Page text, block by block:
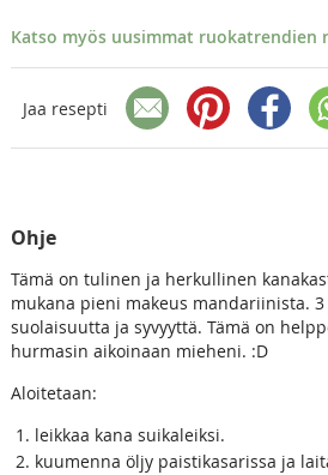
Katso myös uusimmat ruokatrendien
Jaa resepti
Ohje
Tämä on tulinen ja herkullinen
mukana pieni makeus mandariinista.
suolaisuutta ja syvyyttä. Tämä on
hurmasin aikoinaan mieheni. :D
Aloitetaan:
leikkaa kana suikaleiksi.
kuumenna öljy paistikasarissa ja